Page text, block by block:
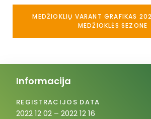
MEDŽIOKLIŲ VARANT GRAFIKAS
MEDŽIOKLĖS SEZONE
Informacija
REGISTRACIJOS DATA
2022 12 02 – 2022 12 16